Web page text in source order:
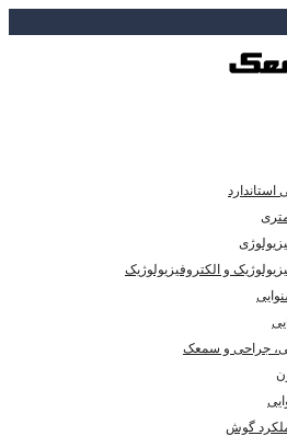
و الکتروفیزیولوژیک
جراحی و سمعک
گوش